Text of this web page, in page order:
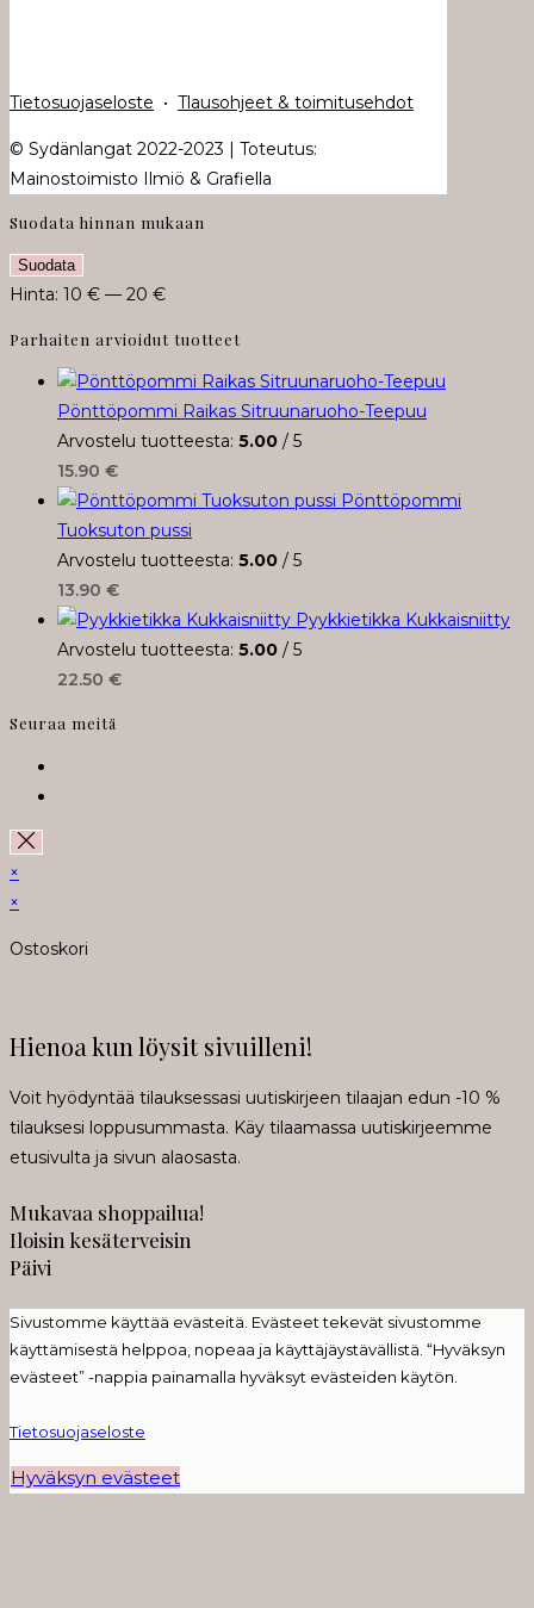
Tietosuojaseloste • Tlausohjeet & toimitusehdot
© Sydänlangat 2022-2023 | Toteutus:
Mainostoimisto Ilmiö & Grafiella
Suodata hinnan mukaan
Minimihinta
Maksimihinta
Suodata
Hinta: 10 € — 20 €
Parhaiten arvioidut tuotteet
Pönttöpommi Raikas Sitruunaruoho-Teepuu
Arvostelu tuotteesta: 5.00 / 5
15.90 €
Pönttöpommi
Tuoksuton pussi
Arvostelu tuotteesta: 5.00 / 5
13.90 €
Pyykkietikka Kukkaisniitty
Arvostelu tuotteesta: 5.00 / 5
22.50 €
Seuraa meitä
×
×
Ostoskori
Hienoa kun löysit sivuilleni!
Voit hyödyntää tilauksessasi uutiskirjeen tilaajan edun -10 %
tilauksesi loppusummasta. Käy tilaamassa uutiskirjeemme
etusivulta ja sivun alaosasta.
Mukavaa shoppailua!
Iloisin kesäterveisin
Päivi
Sivustomme käyttää evästeitä. Evästeet tekevät sivustomme
käyttämisestä helppoa, nopeaa ja käyttäjäystävällistä. “Hyväksyn
evästeet” -nappia painamalla hyväksyt evästeiden käytön.
Tietosuojaseloste
Hyväksyn evästeet